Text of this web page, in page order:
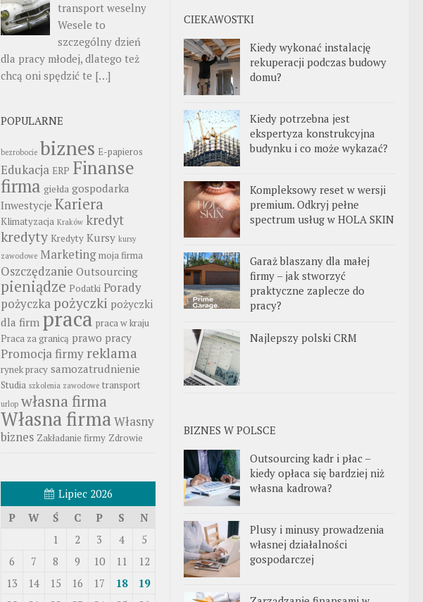
CIEKAWOSTKI
Kiedy wykonać instalację
rekuperacji podczas budowy
domu?
Kiedy potrzebna jest
ekspertyza konstrukcyjna
budynku i co może wykazać?
Kompleksowy reset w wersji
premium. Odkryj pełne
spectrum usług w HOLA SKIN
Garaż blaszany dla małej
firmy – jak stworzyć
praktyczne zaplecze do
pracy?
Najlepszy polski CRM
BIZNES W POLSCE
Outsourcing kadr i płac –
kiedy opłaca się bardziej niż
własna kadrowa?
Plusy i minusy prowadzenia
własnej działalności
gospodarczej
transport weselny
Wesele to
szczególny dzień
dla pracy młodej, dlatego też
chcą oni spędzić te […]
POPULARNE
bezrobocie biznes E-papieros
Edukacja ERP Finanse
firma giełda gospodarka
Inwestycje Kariera
Klimatyzacja Kraków kredyt
kredyty Kredyty Kursy kursy
zawodowe Marketing moja firma
Oszczędzanie Outsourcing
pieniądze Podatki Porady
pożyczka pożyczki pożyczki
dla firm praca praca w kraju
Praca za granicą prawo pracy
Promocja firmy reklama
rynek pracy samozatrudnienie
Studia szkolenia zawodowe transport
urlop własna firma
Własna firmaWłasny
biznes Zakładanie firmy Zdrowie
Lipiec 2026
P
W Ś C P S N
1 2 3 4
5
6
7 8 9 10 11
12
13
14 15 16 17 18
19